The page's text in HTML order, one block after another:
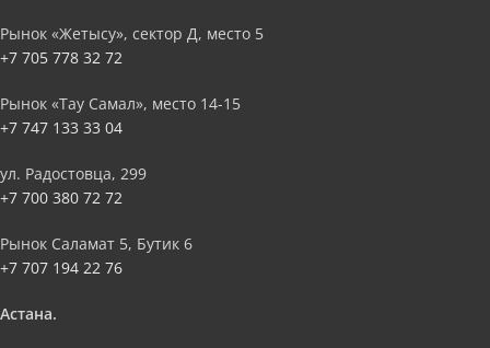
Рынок «Жетысу», сектор Д, место 5
+7 705 778 32 72
Рынок «Тау Самал», место 14-15
+7 747 133 33 04
ул. Радостовца, 299
+7 700 380 72 72
Рынок Саламат 5, Бутик 6
+7 707 194 22 76
Астана.